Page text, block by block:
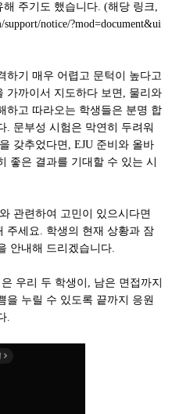
주기도 했습니다. (해당 링크,
support/notice/?mod=document&ui
하기 매우 어렵고 문턱이 높다고
가까이서 지도하다 보면, 물리와
하고 따라오는 학생들은 분명 합
. 문부성 시험은 막연히 두려워
갖추었다면, EJU 준비와 올바
좋은 결과를 기대할 수 있는 시
관련하여 고민이 있으시다면
주세요. 학생의 현재 상황과 잠
안내해 드리겠습니다.
우리 두 학생이, 남은 면접까지
을 누릴 수 있도록 끝까지 응원
.